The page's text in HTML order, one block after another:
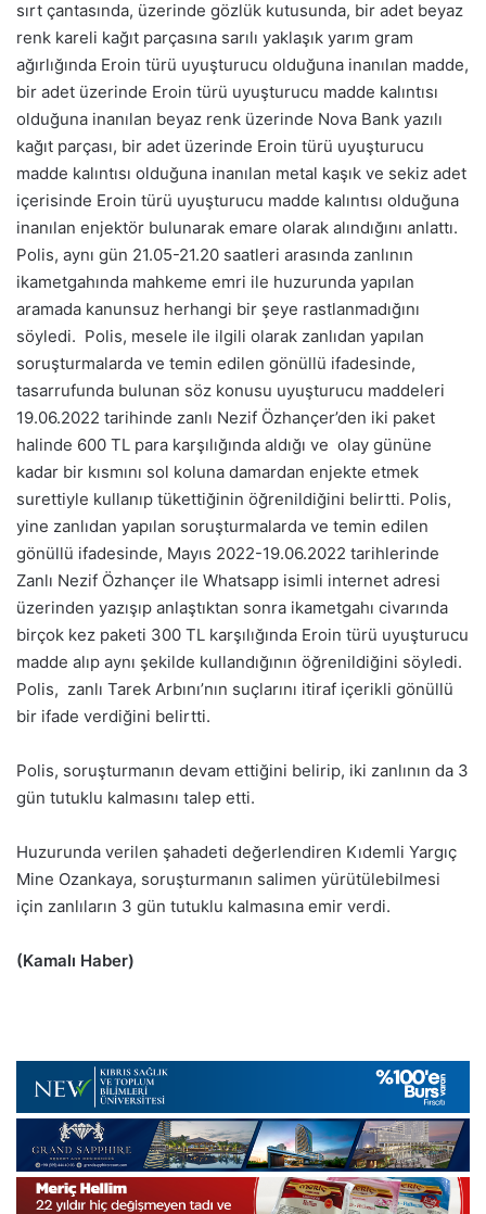
sırt çantasında, üzerinde gözlük kutusunda, bir adet beyaz
renk kareli kağıt parçasına sarılı yaklaşık yarım gram
ağırlığında Eroin türü uyuşturucu olduğuna inanılan madde,
bir adet üzerinde Eroin türü uyuşturucu madde kalıntısı
olduğuna inanılan beyaz renk üzerinde Nova Bank yazılı
kağıt parçası, bir adet üzerinde Eroin türü uyuşturucu
madde kalıntısı olduğuna inanılan metal kaşık ve sekiz adet
içerisinde Eroin türü uyuşturucu madde kalıntısı olduğuna
inanılan enjektör bulunarak emare olarak alındığını anlattı.
Polis, aynı gün 21.05-21.20 saatleri arasında zanlının
ikametgahında mahkeme emri ile huzurunda yapılan
aramada kanunsuz herhangi bir şeye rastlanmadığını
söyledi. Polis, mesele ile ilgili olarak zanlıdan yapılan
soruşturmalarda ve temin edilen gönüllü ifadesinde,
tasarrufunda bulunan söz konusu uyuşturucu maddeleri
19.06.2022 tarihinde zanlı Nezif Özhançer’den iki paket
halinde 600 TL para karşılığında aldığı ve olay gününe
kadar bir kısmını sol koluna damardan enjekte etmek
surettiyle kullanıp tükettiğinin öğrenildiğini belirtti. Polis,
yine zanlıdan yapılan soruşturmalarda ve temin edilen
gönüllü ifadesinde, Mayıs 2022-19.06.2022 tarihlerinde
Zanlı Nezif Özhançer ile Whatsapp isimli internet adresi
üzerinden yazışıp anlaştıktan sonra ikametgahı civarında
birçok kez paketi 300 TL karşılığında Eroin türü uyuşturucu
madde alıp aynı şekilde kullandığının öğrenildiğini söyledi.
Polis, zanlı Tarek Arbını’nın suçlarını itiraf içerikli gönüllü
bir ifade verdiğini belirtti.
Polis, soruşturmanın devam ettiğini belirip, iki zanlının da 3
gün tutuklu kalmasını talep etti.
Huzurunda verilen şahadeti değerlendiren Kıdemli Yargıç
Mine Ozankaya, soruşturmanın salimen yürütülebilmesi
için zanlıların 3 gün tutuklu kalmasına emir verdi.
(Kamalı Haber)